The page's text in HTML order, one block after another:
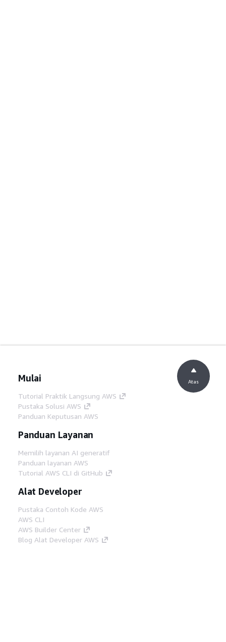
Mulai
Tutorial Praktik Langsung AWS
Pustaka Solusi AWS
Panduan Keputusan AWS
Panduan Layanan
Memilih layanan AI generatif
Panduan layanan AWS
Tutorial AWS CLI di GitHub
Alat Developer
Pustaka Contoh Kode AWS
AWS CLI
AWS Builder Center
Blog Alat Developer AWS
Atas